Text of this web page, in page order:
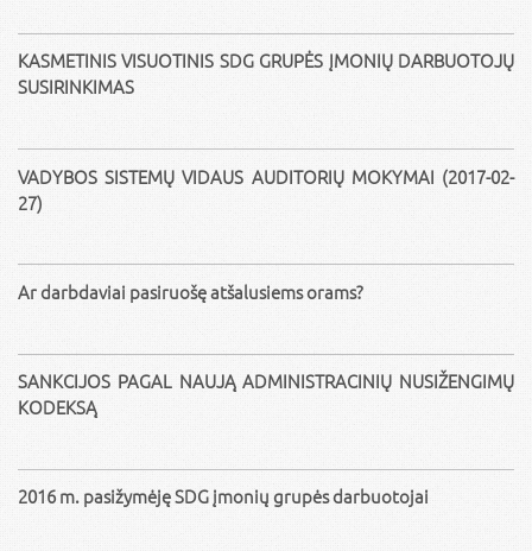
KASMETINIS VISUOTINIS SDG GRUPĖS ĮMONIŲ DARBUOTOJŲ
SUSIRINKIMAS
VADYBOS SISTEMŲ VIDAUS AUDITORIŲ MOKYMAI (2017-02-
27)
Ar darbdaviai pasiruošę atšalusiems orams?
SANKCIJOS PAGAL NAUJĄ ADMINISTRACINIŲ NUSIŽENGIMŲ
KODEKSĄ
2016 m. pasižymėję SDG įmonių grupės darbuotojai